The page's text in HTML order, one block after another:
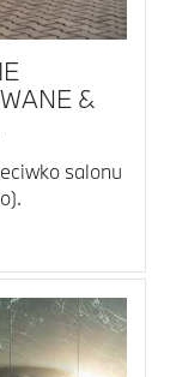
&
salonu